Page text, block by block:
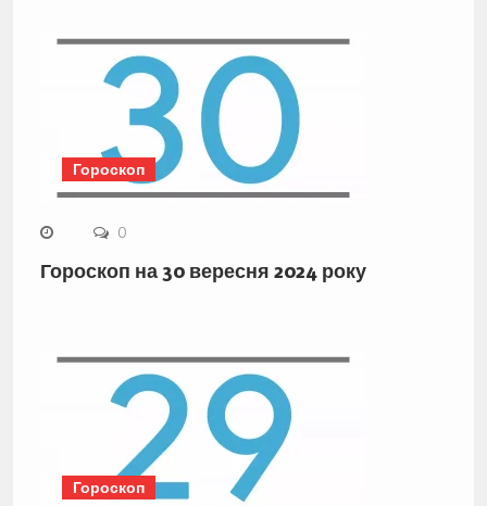
Гороскоп
0
Гороскоп на 30 вересня 2024 року
Гороскоп